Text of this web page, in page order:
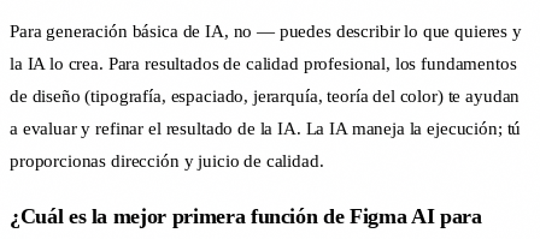
Para generación básica de IA, no — puedes describir lo que quieres y
la IA lo crea. Para resultados de calidad profesional, los fundamentos
de diseño (tipografía, espaciado, jerarquía, teoría del color) te ayudan
a evaluar y refinar el resultado de la IA. La IA maneja la ejecución; tú
proporcionas dirección y juicio de calidad.
¿Cuál es la mejor primera función de Figma AI para